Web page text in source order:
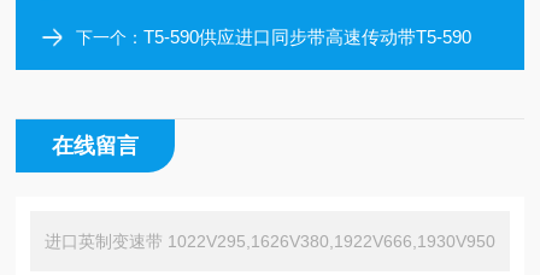
下一个：T5-590供应进口同步带高速传动带T5-590
在线留言